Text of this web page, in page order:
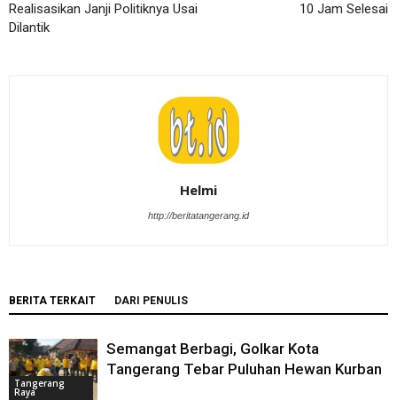
Realisasikan Janji Politiknya Usai
Dilantik
10 Jam Selesai
Helmi
http://beritatangerang.id
BERITA TERKAIT DARI PENULIS
Tangerang
Raya
Semangat Berbagi, Golkar Kota
Tangerang Tebar Puluhan Hewan Kurban